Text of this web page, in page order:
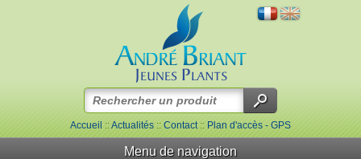
Accueil::Actualités::Contact::Plan d'accès - GPS
Menu de navigation